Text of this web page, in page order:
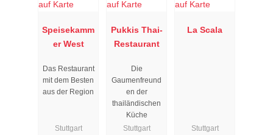
Speisekamm
er West
Das Restaurant
mit dem Besten
aus der Region
Stuttgart
Pukkis Thai-
Restaurant
Die
Gaumenfreund
en der
thailändischen
Küche
Stuttgart
La Scala
Stuttgart